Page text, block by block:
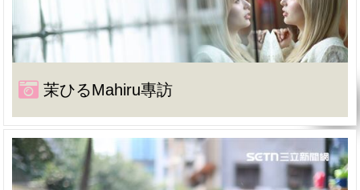
茉ひるMahiru專訪